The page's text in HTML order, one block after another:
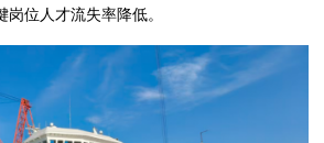
位人才流失率降低。